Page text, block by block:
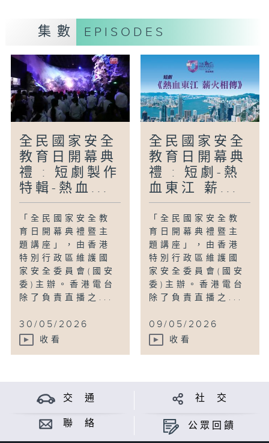
集數 EPISODES
全民國家安全
教育日開幕典
禮 : 短劇製作
特輯-熱血...
「全民國家安全教
育日開幕典禮暨主
題講座」，由香港
特別行政區維護國
家安全委員會(國安
委)主辦。香港電台
除了負責直播之...
30/05/2026
收看
全民國家安全
教育日開幕典
禮 : 短劇-熱
血東江 薪...
「全民國家安全教
育日開幕典禮暨主
題講座」，由香港
特別行政區維護國
家安全委員會(國安
委)主辦。香港電台
除了負責直播之...
09/05/2026
收看
交 通 社 交
聯 絡 公眾回饋